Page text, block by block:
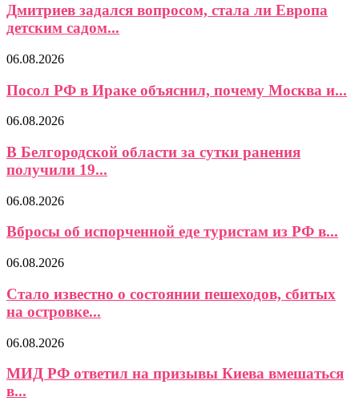
Дмитриев задался вопросом, стала ли Европа
детским садом...
06.08.2026
Посол РФ в Ираке объяснил, почему Москва и...
06.08.2026
В Белгородской области за сутки ранения
получили 19...
06.08.2026
Вбросы об испорченной еде туристам из РФ в...
06.08.2026
Стало известно о состоянии пешеходов, сбитых
на островке...
06.08.2026
МИД РФ ответил на призывы Киева вмешаться
в...